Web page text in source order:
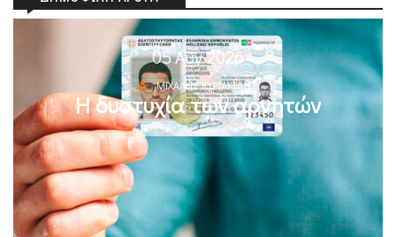
05 Αυγ 2026
ΜΙΧΆΛΗΣ ΚΥΡΙΑΚΊΔΗΣ
Η δυστυχία των αρνητών